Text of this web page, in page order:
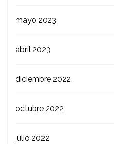
mayo 2023
abril 2023
diciembre 2022
octubre 2022
julio 2022